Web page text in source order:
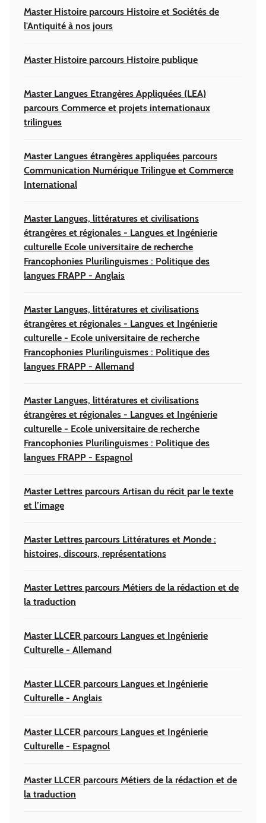
Master Histoire parcours Histoire et Sociétés de
l'Antiquité à nos jours
Master Histoire parcours Histoire publique
Master Langues Etrangères Appliquées (LEA)
parcours Commerce et projets internationaux
trilingues
Master Langues étrangères appliquées parcours
Communication Numérique Trilingue et Commerce
International
Master Langues, littératures et civilisations
étrangères et régionales - Langues et Ingénierie
culturelle Ecole universitaire de recherche
Francophonies Plurilinguismes : Politique des
langues FRAPP - Anglais
Master Langues, littératures et civilisations
étrangères et régionales - Langues et Ingénierie
culturelle - Ecole universitaire de recherche
Francophonies Plurilinguismes : Politique des
langues FRAPP - Allemand
Master Langues, littératures et civilisations
étrangères et régionales - Langues et Ingénierie
culturelle - Ecole universitaire de recherche
Francophonies Plurilinguismes : Politique des
langues FRAPP - Espagnol
Master Lettres parcours Artisan du récit par le texte
et l’image
Master Lettres parcours Littératures et Monde :
histoires, discours, représentations
Master Lettres parcours Métiers de la rédaction et de
la traduction
Master LLCER parcours Langues et Ingénierie
Culturelle - Allemand
Master LLCER parcours Langues et Ingénierie
Culturelle - Anglais
Master LLCER parcours Langues et Ingénierie
Culturelle - Espagnol
Master LLCER parcours Métiers de la rédaction et de
la traduction